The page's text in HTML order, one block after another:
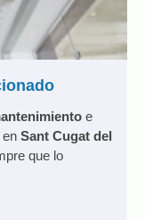
e
en Sant Cugat del
que lo